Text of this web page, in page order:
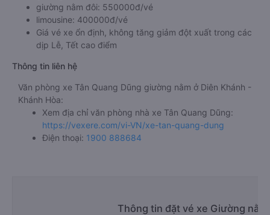
giường nằm đôi: 550000đ/vé
limousine: 400000đ/vé
Giá vé xe ổn định, không tăng giảm đột xuất trong các
dịp Lễ, Tết cao điểm
Thông tin liên hệ
Văn phòng xe Tân Quang Dũng giường nằm ở Diên Khánh -
Khánh Hòa:
Xem địa chỉ văn phòng nhà xe Tân Quang Dũng:
https://vexere.com/vi-VN/xe-tan-quang-dung
Điện thoại: 1900 888684
Thông tin đặt vé xe Giường